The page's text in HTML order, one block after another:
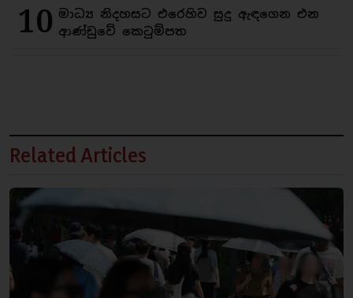
10 මාධ්‍ය නිදහසට එරෙහිව සුදු ඇඳගෙන එන
ආණ්ඩුවේ කෙටුම්පත
Related Articles